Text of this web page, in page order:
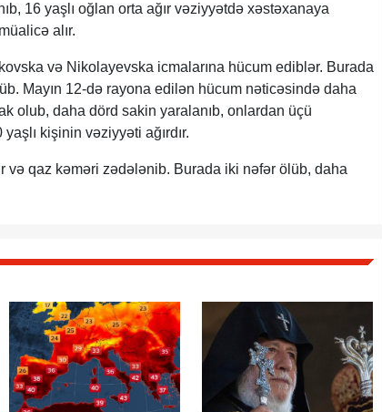
16 yaşlı oğlan orta ağır vəziyyətdə xəstəxanaya
alır.
və Nikolayevska icmalarına hücum ediblər. Burada
Mayın 12-də rayona edilən hücum nəticəsində daha
olub, daha dörd sakin yaralanıb, onlardan üçü
kişinin vəziyyəti ağırdır.
və qaz kəməri zədələnib. Burada iki nəfər ölüb, daha